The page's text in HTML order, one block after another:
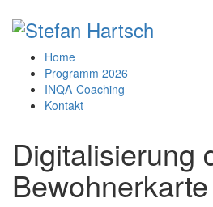
Home
Programm 2026
INQA-Coaching
Kontakt
Digitalisierung
Bewohnerkarte